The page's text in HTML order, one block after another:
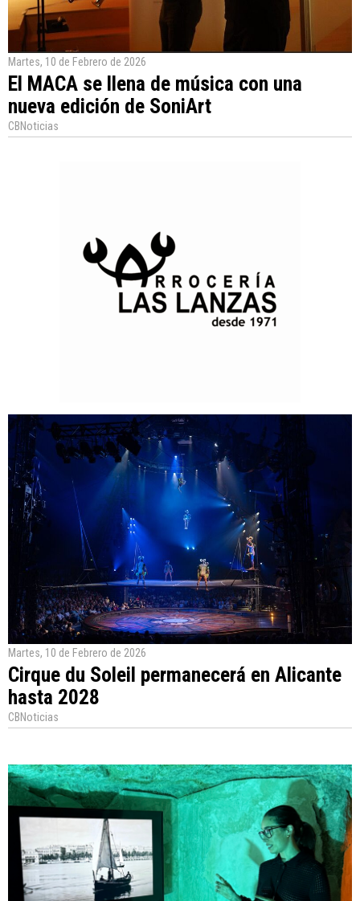
Martes, 10 de Febrero de 2026
El MACA se llena de música con una
nueva edición de SoniArt
CBNoticias
Martes, 10 de Febrero de 2026
Cirque du Soleil permanecerá en Alicante
hasta 2028
CBNoticias